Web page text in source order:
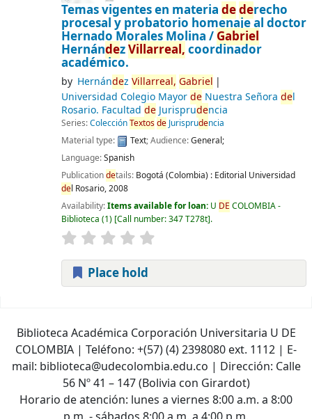
Temas vigentes en materia dederecho
procesal y probatorio homenaje al doctor
Hernado Morales Molina / Gabriel
HernándezVillarreal, coordinador
académico.
by Hernández Villarreal, Gabriel
Universidad Colegio MayordeNuestra Señora del
Rosario. Facultad deJurisprudencia
Series:ColecciónTextosdeJurisprudencia
Material type:
Text; Audience:General;
Language:Spanish
Publicationdetails: Bogotá (Colombia) : Editorial Universidad
del Rosario,2008
Availability:Items available for loan: U DE COLOMBIA -
Biblioteca (1) Call number:347 T278t .
Place hold
Biblioteca Académica Corporación Universitaria U DE
COLOMBIA | Teléfono: +(57) (4) 2398080 ext. 1112 | E-
mail: biblioteca@udecolombia.edu.co | Dirección: Calle
56 Nº 41 – 147 (Bolivia con Girardot)
Horario de atención: lunes a viernes 8:00 a.m. a 8:00